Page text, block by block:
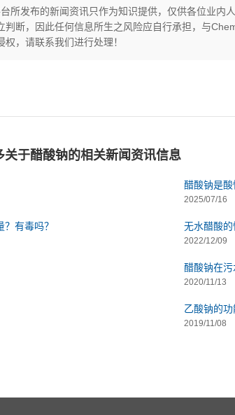
所发布的新闻资讯只作为知识提供，仅供各位业内
判断，因此任何信息所生之风险应自行承担，与
权，请联系我们进行处理！
关于醋酸钠的相关新闻资讯信息
醋酸钠是酸
2025/07/16
有毒吗？ 无水醋酸
2022/12/09
醋酸钠在
2020/11/13
乙酸钠的功
2019/11/08